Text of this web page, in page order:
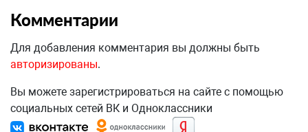
Комментарии
Для добавления комментария вы должны быть
авторизированы.
Вы можете зарегистрироваться на сайте с помощью
социальных сетей ВК и Одноклассники